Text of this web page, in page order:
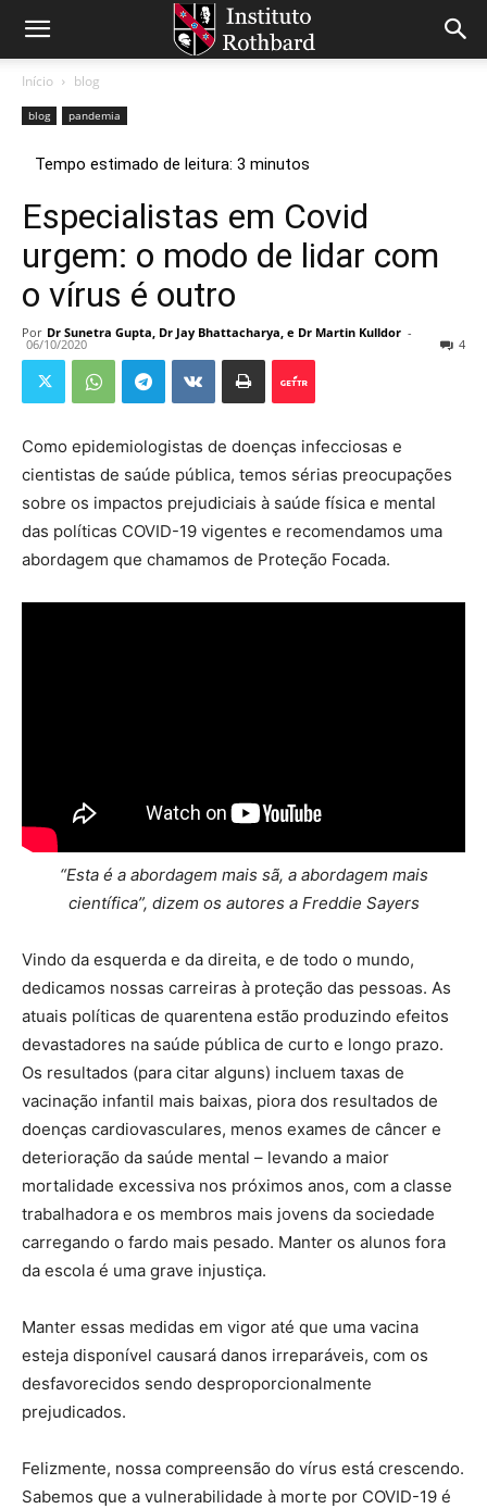
Início blog
blog pandemia
Especialistas em Covid
urgem: o modo de lidar com
o vírus é outro
Por Dr Sunetra Gupta, Dr Jay Bhattacharya, e Dr Martin Kulldor -
06/10/2020 4
Como epidemiologistas de doenças infecciosas e
cientistas de saúde pública, temos sérias preocupações
sobre os impactos prejudiciais à saúde física e mental
das políticas COVID-19 vigentes e recomendamos uma
abordagem que chamamos de Proteção Focada.
“Esta é a abordagem mais sã, a abordagem mais
científica”, dizem os autores a Freddie Sayers
Vindo da esquerda e da direita, e de todo o mundo,
dedicamos nossas carreiras à proteção das pessoas. As
atuais políticas de quarentena estão produzindo efeitos
devastadores na saúde pública de curto e longo prazo.
Os resultados (para citar alguns) incluem taxas de
vacinação infantil mais baixas, piora dos resultados de
doenças cardiovasculares, menos exames de câncer e
deterioração da saúde mental – levando a maior
mortalidade excessiva nos próximos anos, com a classe
trabalhadora e os membros mais jovens da sociedade
carregando o fardo mais pesado. Manter os alunos fora
da escola é uma grave injustiça.
Manter essas medidas em vigor até que uma vacina
esteja disponível causará danos irreparáveis, com os
desfavorecidos sendo desproporcionalmente
prejudicados.
Felizmente, nossa compreensão do vírus está crescendo.
Sabemos que a vulnerabilidade à morte por COVID-19 é